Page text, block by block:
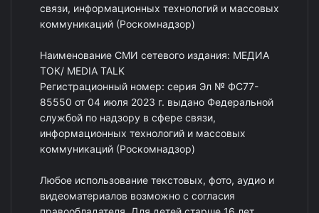
связи, информационных технологий и массовых
коммуникаций (Роскомнадзор)
Наименование СМИ сетевого издания: МЕДИА
ТОК/ MEDIA TALK
Регистрационный номер: серия Эл № ФС77-
85550 от 04 июля 2023 г. выдано Федеральной
службой по надзору в сфере связи,
информационных технологий и массовых
коммуникаций (Роскомнадзор)
Любое использование текстовых, фото, аудио и
видеоматериалов возможно с согласия